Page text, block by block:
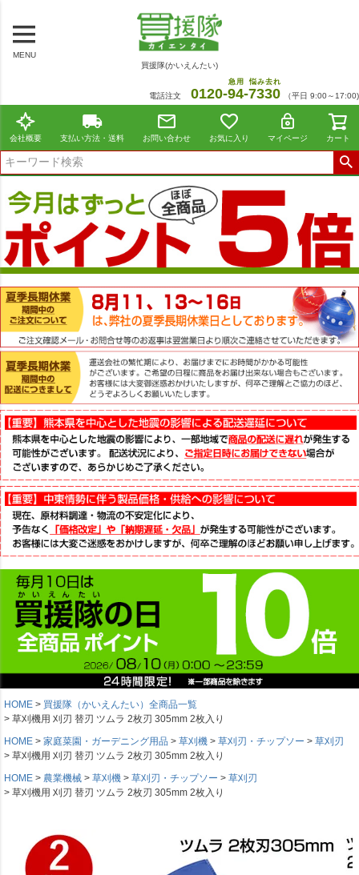
MENU
買援隊(かいえんたい)
電話注文 0120-94
急用
-7330
悩み去れ
（平日 9:00～17:00)
会社概要 支払い方法・送料 お問い合わせ お気に入り マイページ カート
HOME
買援隊（かいえんたい）全商品一覧
草刈機用 刈刃 替刃 ツムラ 2枚刃 305mm 2枚入り
HOME
家庭菜園・ガーデニング用品 草刈機 草刈刃・チップソー
草刈刃
草刈機用 刈刃 替刃 ツムラ 2枚刃 305mm 2枚入り
HOME
農業機械 草刈機 草刈刃・チップソー
草刈刃
草刈機用 刈刃 替刃 ツムラ 2枚刃 305mm 2枚入り